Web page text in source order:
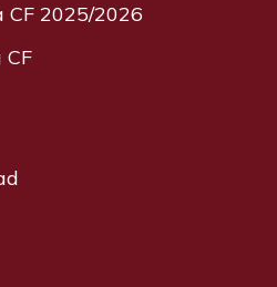
CF 2025/2026
CF